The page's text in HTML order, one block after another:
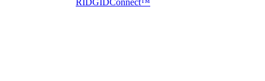
RIDGIDConnect™